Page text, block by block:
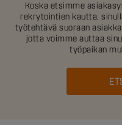
Koska etsimme
rekrytointien kautta,
työtehtävä suoraan
jotta voimme auttaa
työpaikan